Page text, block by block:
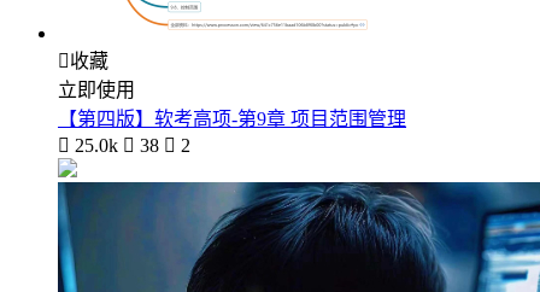
收藏
立即使用
【第四版】软考高项-第9章 项目范围管理
 25.0k  38  2